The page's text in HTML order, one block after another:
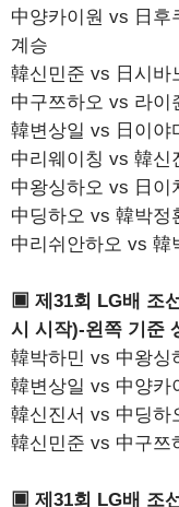
中양카이원 vs 日후
계승
韓신민준 vs 日시바
中구쯔하오 vs 라이
韓변상일 vs 日이야
中리웨이칭 vs 韓신
中왕싱하오 vs 日이
中딩하오 vs 韓박정
中리쉬안하오 vs 韓
▣ 제31회 LG배 조
시 시작)-왼쪽 기준
韓박하민 vs 中왕싱
韓변상일 vs 中양카
韓신진서 vs 中딩하
韓신민준 vs 中구쯔
▣ 제31회 LG배 조